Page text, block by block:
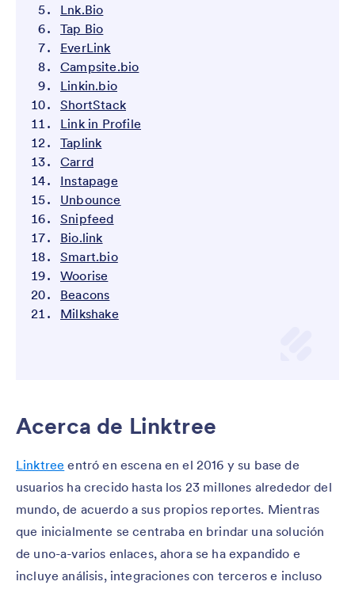
Lnk.Bio
Tap Bio
EverLink
Campsite.bio
Linkin.bio
ShortStack
Link in Profile
Taplink
Carrd
Instapage
Unbounce
Snipfeed
Bio.link
Smart.bio
Woorise
Beacons
Milkshake
Acerca de Linktree
Linktree entró en escena en el 2016 y su base de
usuarios ha crecido hasta los 23 millones alrededor del
mundo, de acuerdo a sus propios reportes. Mientras
que inicialmente se centraba en brindar una solución
de uno-a-varios enlaces, ahora se ha expandido e
incluye análisis, integraciones con terceros e incluso